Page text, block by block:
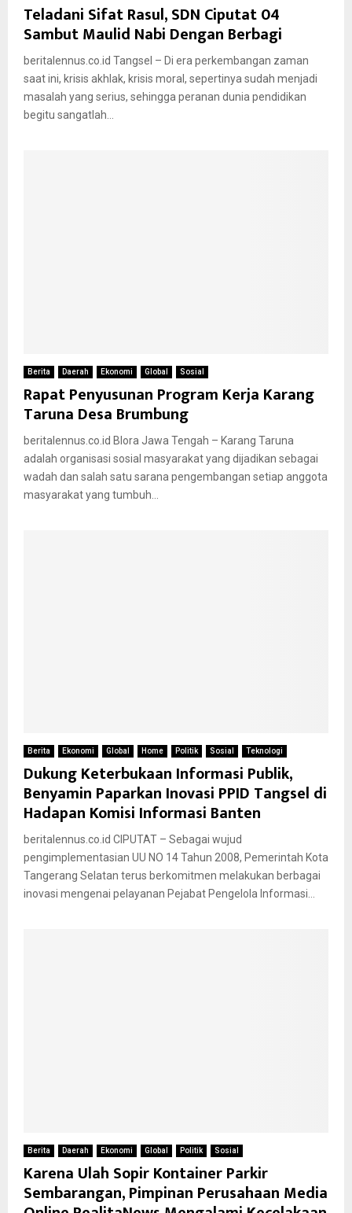
Teladani Sifat Rasul, SDN Ciputat 04
Sambut Maulid Nabi Dengan Berbagi
beritalennus.co.id Tangsel – Di era perkembangan zaman
saat ini, krisis akhlak, krisis moral, sepertinya sudah menjadi
masalah yang serius, sehingga peranan dunia pendidikan
begitu sangatlah...
Berita Daerah Ekonomi Global Sosial
Rapat Penyusunan Program Kerja Karang
Taruna Desa Brumbung
beritalennus.co.id Blora Jawa Tengah – Karang Taruna
adalah organisasi sosial masyarakat yang dijadikan sebagai
wadah dan salah satu sarana pengembangan setiap anggota
masyarakat yang tumbuh...
Berita Ekonomi Global Home Politik Sosial Teknologi
Dukung Keterbukaan Informasi Publik,
Benyamin Paparkan Inovasi PPID Tangsel di
Hadapan Komisi Informasi Banten
beritalennus.co.id CIPUTAT – Sebagai wujud
pengimplementasian UU NO 14 Tahun 2008, Pemerintah Kota
Tangerang Selatan terus berkomitmen melakukan berbagai
inovasi mengenai pelayanan Pejabat Pengelola Informasi...
Berita Daerah Ekonomi Global Politik Sosial
Karena Ulah Sopir Kontainer Parkir
Sembarangan, Pimpinan Perusahaan Media